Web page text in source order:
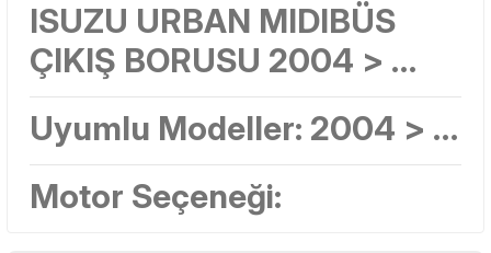
ISUZU URBAN MIDIBÜS
ÇIKIŞ BORUSU 2004 > …
Uyumlu Modeller: 2004 > …
Motor Seçeneği: